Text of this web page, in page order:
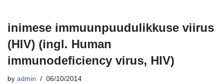
inimese immuunpuudulikkuse viirus
(HIV) (ingl. Human
immunodeficiency virus, HIV)
by admin 06/10/2014